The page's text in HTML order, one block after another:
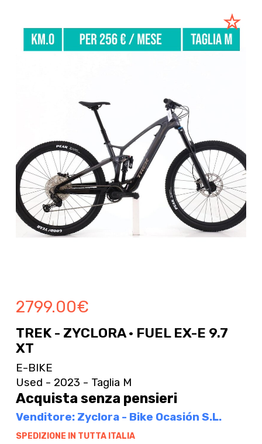
2799.00€
TREK - ZYCLORA · FUEL EX-E 9.7
XT
E-BIKE
Used - 2023 - Taglia M
Acquista senza pensieri
Venditore: Zyclora - Bike Ocasión S.L.
SPEDIZIONE IN TUTTA ITALIA